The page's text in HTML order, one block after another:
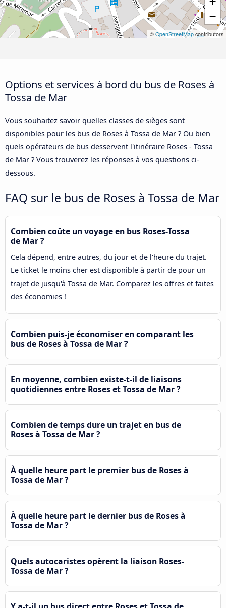
−
© OpenStreetMap contributors
Options et services à bord du bus de Roses à
Tossa de Mar
Vous souhaitez savoir quelles classes de sièges sont
disponibles pour les bus de Roses à Tossa de Mar ? Ou bien
quels opérateurs de bus desservent l'itinéraire Roses - Tossa
de Mar ? Vous trouverez les réponses à vos questions ci-
dessous.
FAQ sur le bus de Roses à Tossa de Mar
Combien coûte un voyage en bus Roses-Tossa
de Mar ?
Cela dépend, entre autres, du jour et de l'heure du trajet.
Le ticket le moins cher est disponible à partir de pour un
trajet de jusqu'à Tossa de Mar. Comparez les offres et faites
des économies !
Combien puis-je économiser en comparant les
bus de Roses à Tossa de Mar ?
En moyenne, combien existe-t-il de liaisons
quotidiennes entre Roses et Tossa de Mar ?
Combien de temps dure un trajet en bus de
Roses à Tossa de Mar ?
À quelle heure part le premier bus de Roses à
Tossa de Mar ?
À quelle heure part le dernier bus de Roses à
Tossa de Mar ?
Quels autocaristes opèrent la liaison Roses-
Tossa de Mar ?